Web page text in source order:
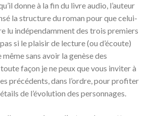
donne à la fin du livre audio, l’auteur
la structure du roman pour que celui-
lu indépendamment des trois premiers
si le plaisir de lecture (ou d’écoute)
sans avoir la genèse des
façon je ne peux que vous inviter à
précédents, dans l’ordre, pour profiter
de l’évolution des personnages.